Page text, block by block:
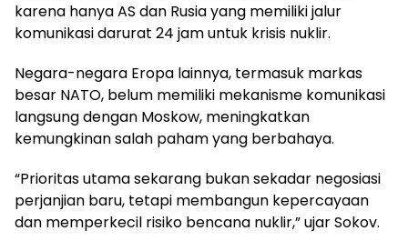
karena hanya AS dan Rusia yang memiliki jalur
komunikasi darurat 24 jam untuk krisis nuklir.
Negara-negara Eropa lainnya, termasuk markas
besar NATO, belum memiliki mekanisme komunikasi
langsung dengan Moskow, meningkatkan
kemungkinan salah paham yang berbahaya.
“Prioritas utama sekarang bukan sekadar negosiasi
perjanjian baru, tetapi membangun kepercayaan
dan memperkecil risiko bencana nuklir,” ujar Sokov.